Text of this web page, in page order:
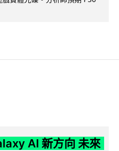
AI 新方向 未來